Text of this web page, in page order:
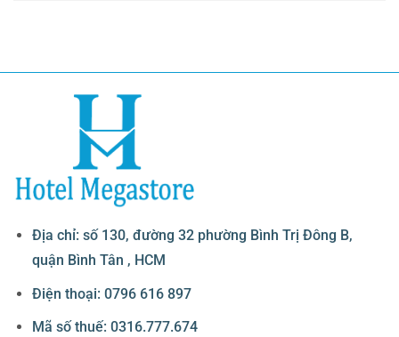
Địa chỉ: số 130, đường 32 phường Bình Trị Đông B,
quận Bình Tân , HCM
Điện thoại: 0796 616 897
Mã số thuế: 0316.777.674